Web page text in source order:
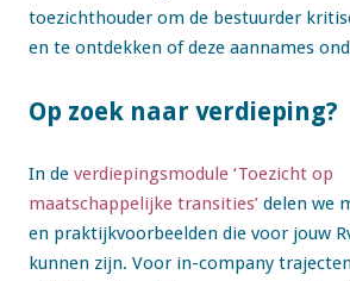
toezichthouder om de bestuurder
en te ontdekken of deze aannames
Op zoek naar verdieping?
In de verdiepingsmodule ‘Toezicht op
maatschappelijke transities’ delen we
en praktijkvoorbeelden die voor jouw
kunnen zijn. Voor in-company